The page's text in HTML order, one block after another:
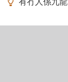
有冇人係九